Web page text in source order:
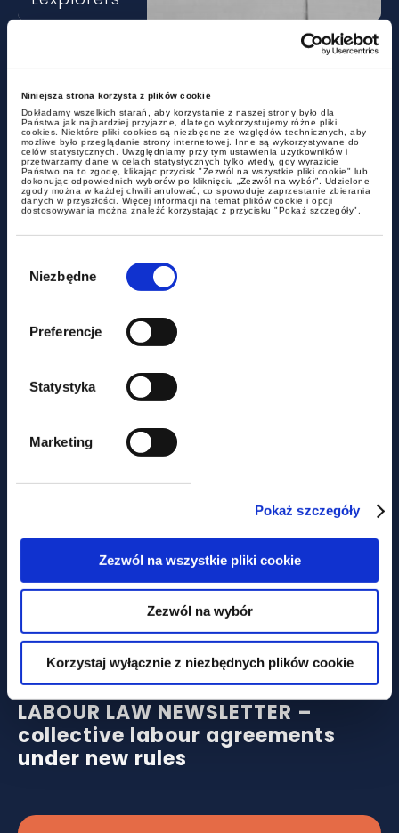
Niniejsza strona korzysta z plików cookie
Dokładamy wszelkich starań, aby korzystanie z naszej strony było dla
Państwa jak najbardziej przyjazne, dlatego wykorzystujemy różne pliki
cookies. Niektóre pliki cookies są niezbędne ze względów technicznych, aby
możliwe było przeglądanie strony internetowej. Inne są wykorzystywane do
celów statystycznych. Uwzględniamy przy tym ustawienia użytkowników i
przetwarzamy dane w celach statystycznych tylko wtedy, gdy wyrazicie
Państwo na to zgodę, klikając przycisk "Zezwól na wszystkie pliki cookie" lub
dokonując odpowiednich wyborów po kliknięciu „Zezwól na wybór”. Udzielone
zgody można w każdej chwili anulować, co spowoduje zaprzestanie zbierania
danych w przyszłości. Więcej informacji na temat plików cookie i opcji
dostosowywania można znaleźć korzystając z przycisku "Pokaż szczegóły".
zgody
Niezbędne
Preferencje
Statystyka
Marketing
Pokaż szczegóły
Zezwól na wszystkie pliki cookie
Zezwól na wybór
Korzystaj wyłącznie z niezbędnych plików cookie
Acquisition of Polish citizenship
by a Brazilian citizen and the
issue of dual citizenship
news
New regulations on transparency
recruitment process
news
LABOUR LAW NEWSLETTER –
collective labour agreements
under new rules